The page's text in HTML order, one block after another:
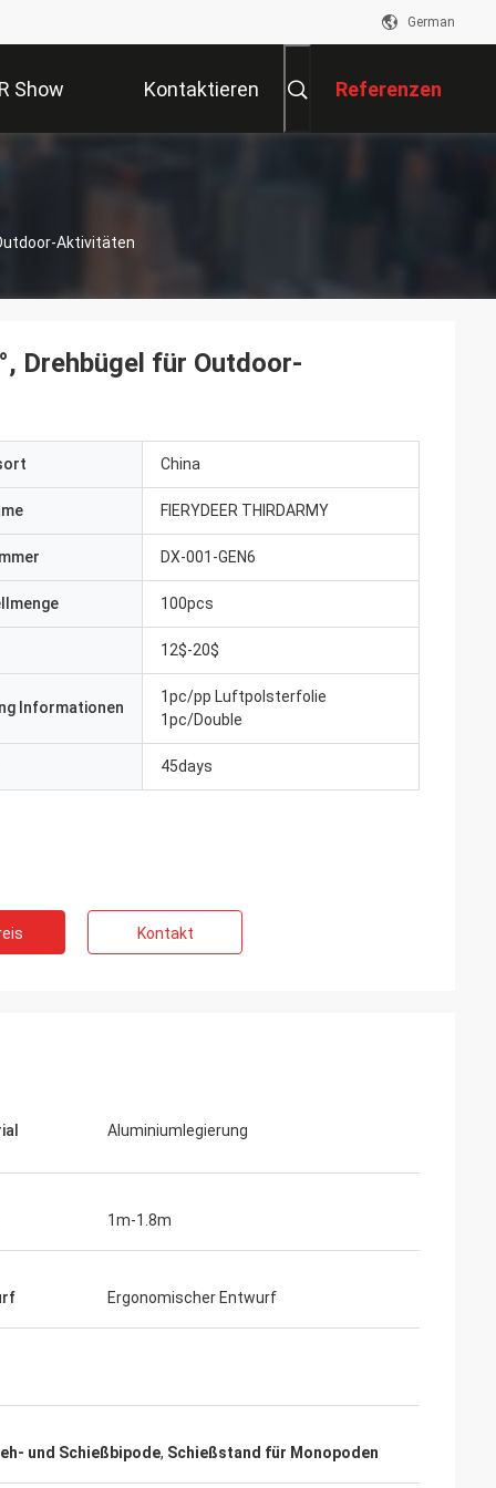
German
Show Kontaktieren Referenzen
Aktivitäten
Drehbügel für Outdoor-
China
FIERYDEER THIRDARMY
DX-001-GEN6
100pcs
12$-20$
Informationen
1pc/pp Luftpolsterfolie
1pc/Double
45days
Kontakt
Aluminiumlegierung
1m-1.8m
Ergonomischer Entwurf
und Schießbipode, Schießstand für Monopoden